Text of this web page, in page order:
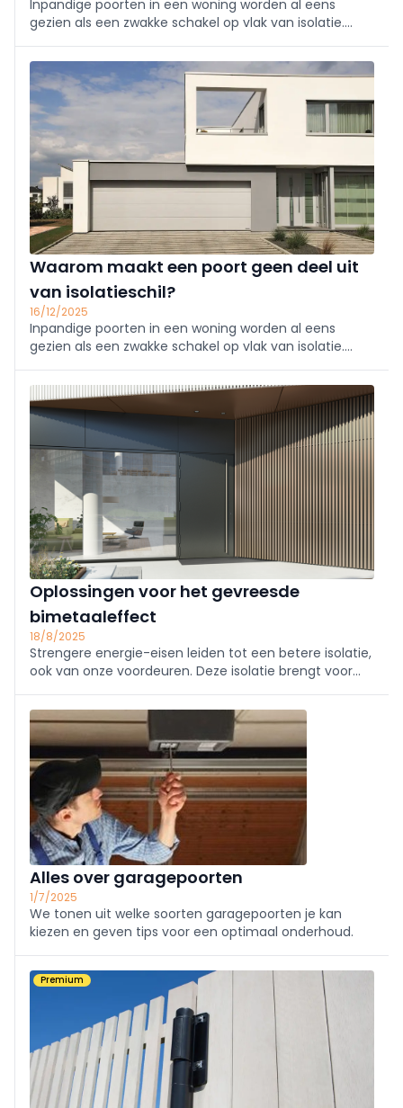
Inpandige poorten in een woning worden al eens
gezien als een zwakke schakel op vlak van isolatie.
meenemen in de isolatieschil: een poort mag namelijk
niet ...
Waarom maakt een poort geen deel uit
van isolatieschil?
16/12/2025
Inpandige poorten in een woning worden al eens
gezien als een zwakke schakel op vlak van isolatie.
meenemen in de isolatieschil: een poort mag namelijk
niet ...
Oplossingen voor het gevreesde
bimetaaleffect
18/8/2025
Strengere energie-eisen leiden tot een betere isolatie,
ook van onze voordeuren. Deze isolatie brengt voor
met zich mee: het bimetaaleffect. Gelukkig zijn er ...
Alles over garagepoorten
1/7/2025
We tonen uit welke soorten garagepoorten je kan
kiezen en geven tips voor een optimaal onderhoud.
Premium